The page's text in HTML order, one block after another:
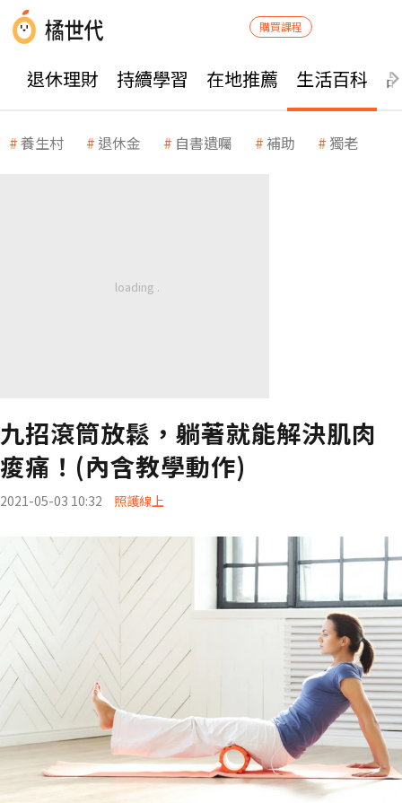
購買課程
退休理財 持續學習 在地推薦 生活百科
養生村 退休金 自書遺囑 補助 獨老
九招滾筒放鬆，躺著就能解決肌肉
痠痛！(內含教學動作)
2021-05-03 10:32 照護線上